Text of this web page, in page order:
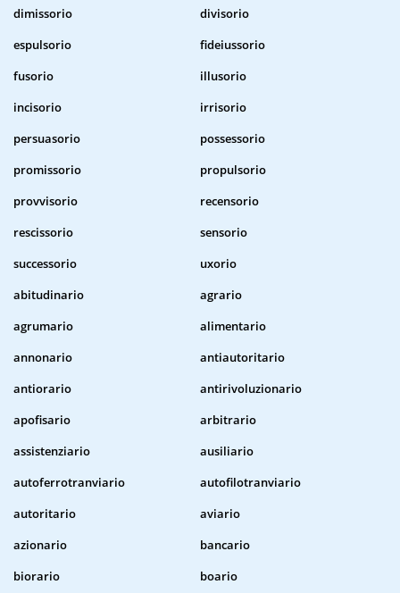
dimissorio
divisorio
espulsorio
fideiussorio
fusorio
illusorio
incisorio
irrisorio
persuasorio
possessorio
promissorio
propulsorio
provvisorio
recensorio
rescissorio
sensorio
successorio
uxorio
abitudinario
agrario
agrumario
alimentario
annonario
antiautoritario
antiorario
antirivoluzionario
apofisario
arbitrario
assistenziario
ausiliario
autoferrotranviario
autofilotranviario
autoritario
aviario
azionario
bancario
biorario
boario